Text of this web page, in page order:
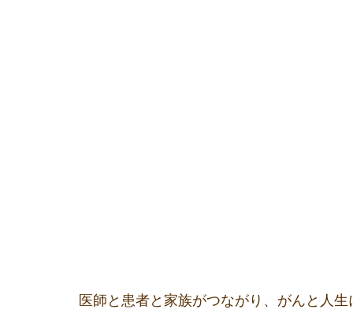
医師と患者と家族がつながり、がんと人